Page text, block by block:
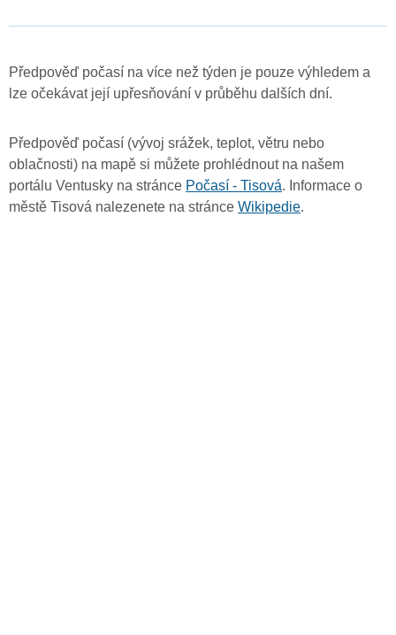
Předpověď počasí na více než týden je pouze výhledem a
lze očekávat její upřesňování v průběhu dalších dní.
Předpověď počasí (vývoj srážek, teplot, větru nebo
oblačnosti) na mapě si můžete prohlédnout na našem
portálu Ventusky na stránce Počasí - Tisová. Informace o
městě Tisová nalezenete na stránce Wikipedie.